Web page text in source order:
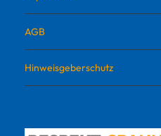
AGB
Hinweisgeberschutz